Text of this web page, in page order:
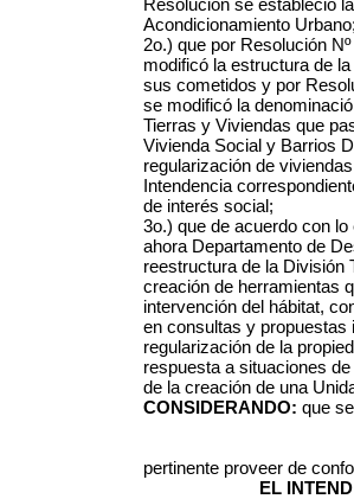
Resolución se estableció
Acondicionamiento
2o.) que por Resolución
modificó la estructura de
sus cometidos y por
se modificó la
Tierras y Viviendas que
Vivienda Social y Barrios
regularización de
Intendencia
de interés social;
3o.) que de acuerdo con
ahora Departamento de
reestructura de la División
creación de herramientas
intervención del hábitat,
en consultas y
regularización de la
respuesta a situaciones
de la creación de una
CONSIDERANDO: que
pertinente proveer de
EL